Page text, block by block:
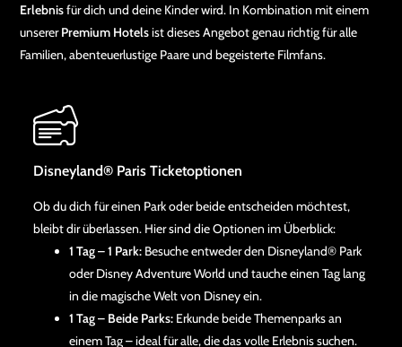
Erlebnisfür dich und deine Kinder wird. In Kombination mit einem
unsererPremium Hotelsist dieses Angebot genau richtig für alle
Familien, abenteuerlustige Paare und begeisterte Filmfans.
Disneyland® Paris Ticketoptionen
Ob du dich für einen Park oder beide entscheiden möchtest,
bleibt dir überlassen. Hier sind die Optionen im Überblick:
1 Tag – 1 Park: Besuche entweder den Disneyland® Park
oder Disney Adventure World und tauche einen Tag lang
in die magische Welt von Disney ein.
1 Tag – Beide Parks: Erkunde beide Themenparks an
einem Tag – ideal für alle, die das volle Erlebnis suchen.